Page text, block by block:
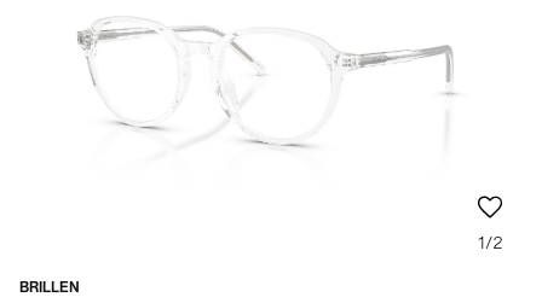
1/2
BRILLEN